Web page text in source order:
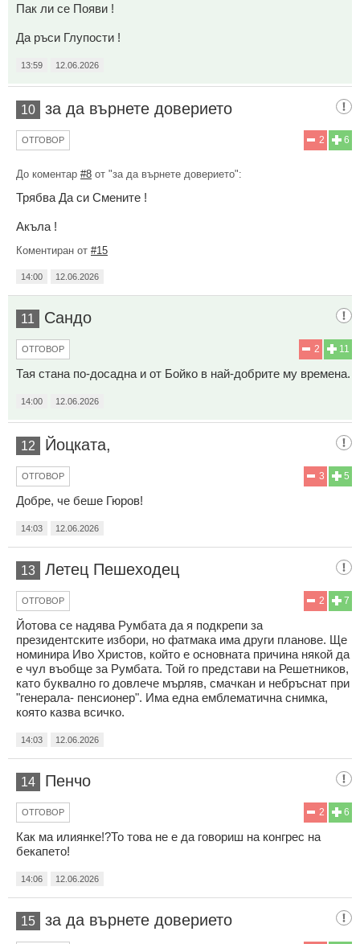
Пак ли се Появи !
Да ръси Глупости !
13:59 12.06.2026
10 за да върнете доверието
6
2
ОТГОВОР
До коментар #8 от "за да върнете доверието":
Трябва Да си Смените !
Акъла !
Коментиран от #15
14:00 12.06.2026
11 Сандо
11
2
ОТГОВОР
Тая стана по-досадна и от Бойко в най-добрите му времена.
14:00 12.06.2026
12 Йоцката,
5
3
ОТГОВОР
Добре, че беше Гюров!
14:03 12.06.2026
13 Летец Пешеходец
7
2
ОТГОВОР
Йотова се надява Румбата да я подкрепи за
президентските избори, но фатмака има други планове. Ще
номинира Иво Христов, който е основната причина някой да
е чул въобще за Румбата. Той го представи на Решетников,
като буквално го довлече мърляв, смачкан и небръснат при
"генерала- пенсионер". Има една емблематична снимка,
която казва всичко.
14:03 12.06.2026
14 Пенчо
6
2
ОТГОВОР
Как ма илиянке!?То това не е да говориш на конгрес на
бекапето!
14:06 12.06.2026
15 за да върнете доверието